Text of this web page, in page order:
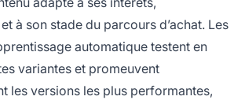
à son stade du parcours d’achat. Les
automatique testent en
variantes et promeuvent
les versions les plus performantes,